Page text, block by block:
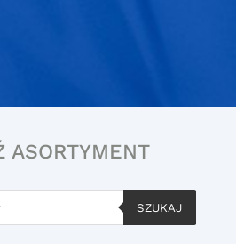
ASORTYMENT
SZUKAJ